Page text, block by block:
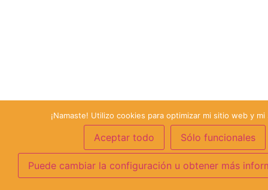
¡Namaste! Utilizo cookies para optimizar mi sitio web y mi
Aceptar todo Sólo funcionales
Puede cambiar la configuración u obtener más